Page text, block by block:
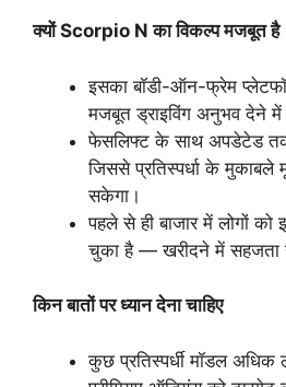
क्यों Scorpio Nकाविकल्पमजबूतहै
इसका बॉडी-ऑन-फ्रेम
मजबूत ड्राइविंग अनुभव देने में
फेसलिफ्ट के साथ अपडेटेड
जिससे प्रतिस्पर्धा के मुकाबले
सकेगा।
पहले से ही बाजार में लोगों को
चुका है — खरीदने में सहजता
किनबातोंपरध्यानदेनाचाहिए
कुछ प्रतिस्पर्धी मॉडल अधिक